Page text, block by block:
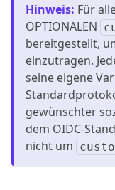
Hinweis: Für
OPTIONALEN
bereitgestellt,
einzutragen.
seine eigene
gewünschter
dem OIDC-
nicht um